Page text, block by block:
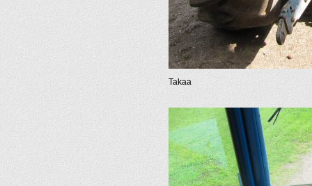
Takaa